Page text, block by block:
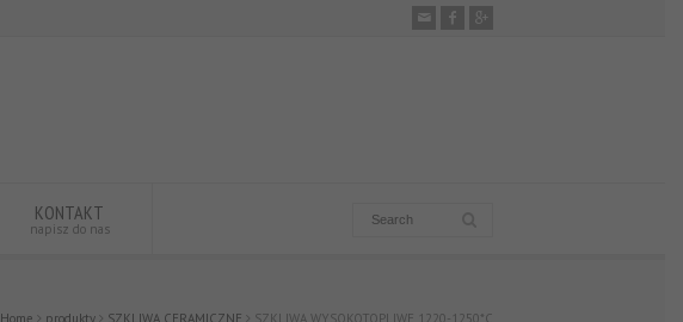
KONTAKT
napisz do nas
Home produkty SZKLIWA CERAMICZNE SZKLIWA WYSOKOTOPLIWE 1220-1250*C